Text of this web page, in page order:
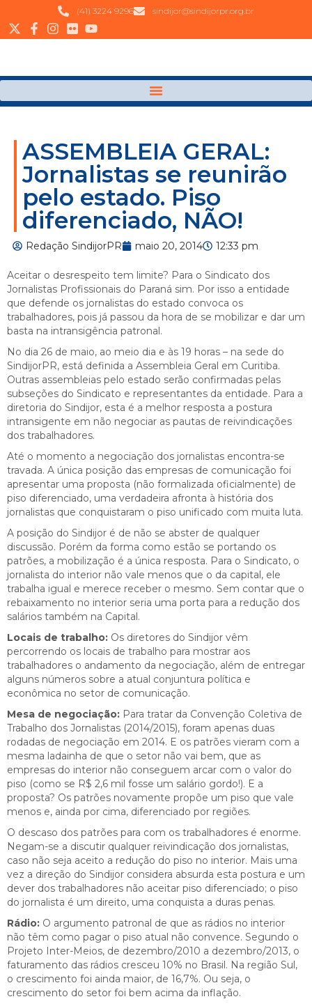
(41) 3224 9296 sindijor@sindijorpr.org.br
ASSEMBLEIA GERAL:
Jornalistas se reunirão
pelo estado. Piso
diferenciado, NÃO!
Redação SindijorPR maio 20, 2014 12:33 pm
Aceitar o desrespeito tem limite? Para o Sindicato dos
Jornalistas Profissionais do Paraná sim. Por isso a entidade
que defende os jornalistas do estado convoca os
trabalhadores, pois já passou da hora de se mobilizar e dar um
basta na intransigência patronal.
No dia 26 de maio, ao meio dia e às 19 horas – na sede do
SindijorPR, está definida a Assembleia Geral em Curitiba.
Outras assembleias pelo estado serão confirmadas pelas
subseções do Sindicato e representantes da entidade. Para a
diretoria do Sindijor, esta é a melhor resposta a postura
intransigente em não negociar as pautas de reivindicações
dos trabalhadores.
Até o momento a negociação dos jornalistas encontra-se
travada. A única posição das empresas de comunicação foi
apresentar uma proposta (não formalizada oficialmente) de
piso diferenciado, uma verdadeira afronta à história dos
jornalistas que conquistaram o piso unificado com muita luta.
A posição do Sindijor é de não se abster de qualquer
discussão. Porém da forma como estão se portando os
patrões, a mobilização é a única resposta. Para o Sindicato, o
jornalista do interior não vale menos que o da capital, ele
trabalha igual e merece receber o mesmo. Sem contar que o
rebaixamento no interior seria uma porta para a redução dos
salários também na Capital.
Locais de trabalho: Os diretores do Sindijor vêm
percorrendo os locais de trabalho para mostrar aos
trabalhadores o andamento da negociação, além de entregar
alguns números sobre a atual conjuntura política e
econômica no setor de comunicação.
Mesa de negociação: Para tratar da Convenção Coletiva de
Trabalho dos Jornalistas (2014/2015), foram apenas duas
rodadas de negociação em 2014. E os patrões vieram com a
mesma ladainha de que o setor não vai bem, que as
empresas do interior não conseguem arcar com o valor do
piso (como se R$ 2,6 mil fosse um salário gordo!). E a
proposta? Os patrões novamente propõe um piso que vale
menos e, ainda por cima, diferenciado por regiões.
O descaso dos patrões para com os trabalhadores é enorme.
Negam-se a discutir qualquer reivindicação dos jornalistas,
caso não seja aceito a redução do piso no interior. Mais uma
vez a direção do Sindijor considera absurda esta postura e um
dever dos trabalhadores não aceitar piso diferenciado; o piso
do jornalista é um direito, uma conquista a duras penas.
Rádio: O argumento patronal de que as rádios no interior
não têm como pagar o piso atual não convence. Segundo o
Projeto Inter-Meios, de dezembro/2010 a dezembro/2013, o
faturamento das rádios cresceu 10% no Brasil. Na região Sul,
o crescimento foi ainda maior, de 16,7%. Ou seja, o
crescimento do setor foi bem acima da inflação.